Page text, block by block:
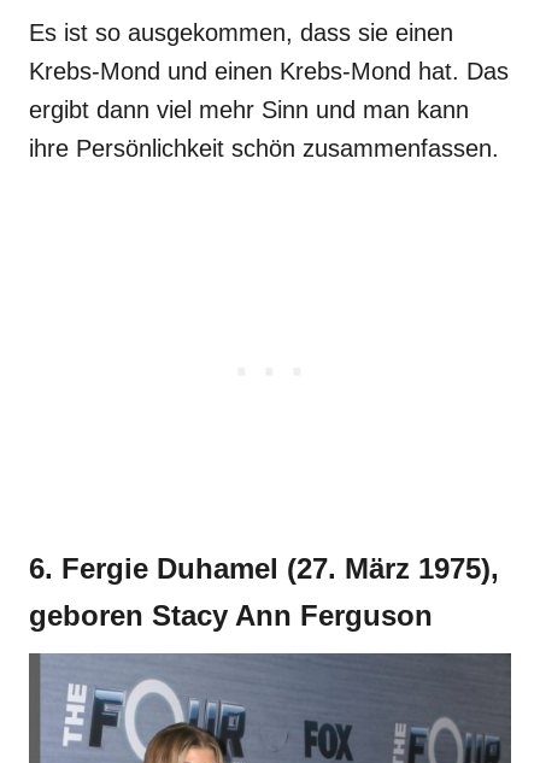
Es ist so ausgekommen, dass sie einen
Krebs-Mond und einen Krebs-Mond hat. Das
ergibt dann viel mehr Sinn und man kann
ihre Persönlichkeit schön zusammenfassen.
6. Fergie Duhamel (27. März 1975),
geboren Stacy Ann Ferguson